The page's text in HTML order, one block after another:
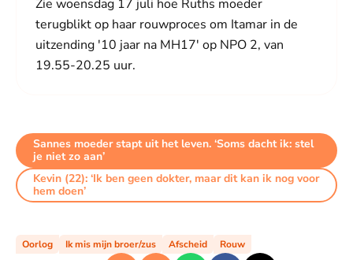
Zie woensdag 17 juli hoe Ruths moeder
terugblikt op haar rouwproces om Itamar in de
uitzending '10 jaar na MH17' op NPO 2, van
19.55-20.25 uur.
Sannes moeder stapt uit het leven. ‘Soms dacht ik: stel
je niet zo aan’
Kevin (22): ‘Ik ben geen dokter, maar dit kan ik nog voor
hem doen’
Oorlog Ik mis mijn broer/zus Afscheid Rouw